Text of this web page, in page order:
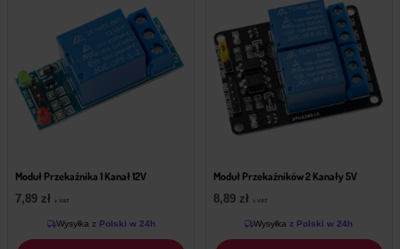
Moduł Przekaźnika 1 Kanał 12V
7,89 zł z VAT
Wysyłka z Polski w 24h
Moduł Przekaźników 2 Kanały 5V
8,89 zł z VAT
Wysyłka z Polski w 24h